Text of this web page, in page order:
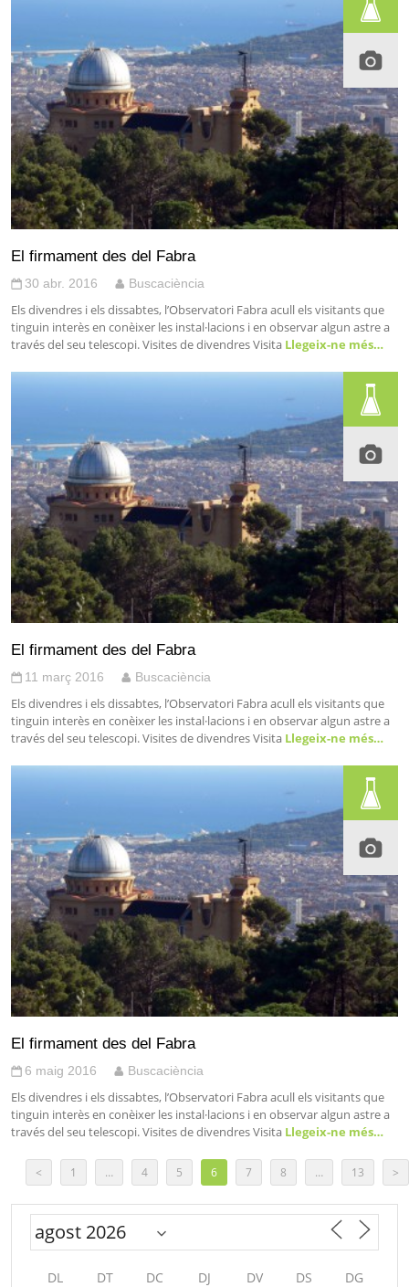
El firmament des del Fabra
30 abr. 2016 Buscaciència
Els divendres i els dissabtes, l’Observatori Fabra acull els visitants que
tinguin interès en conèixer les instal·lacions i en observar algun astre a
través del seu telescopi. Visites de divendres Visita Llegeix-ne més…
El firmament des del Fabra
11 març 2016 Buscaciència
Els divendres i els dissabtes, l’Observatori Fabra acull els visitants que
tinguin interès en conèixer les instal·lacions i en observar algun astre a
través del seu telescopi. Visites de divendres Visita Llegeix-ne més…
El firmament des del Fabra
6 maig 2016 Buscaciència
Els divendres i els dissabtes, l’Observatori Fabra acull els visitants que
tinguin interès en conèixer les instal·lacions i en observar algun astre a
través del seu telescopi. Visites de divendres Visita Llegeix-ne més…
< 1 … 4 5 6 7 8 … 13 >
DL DT DC DJ DV DS DG